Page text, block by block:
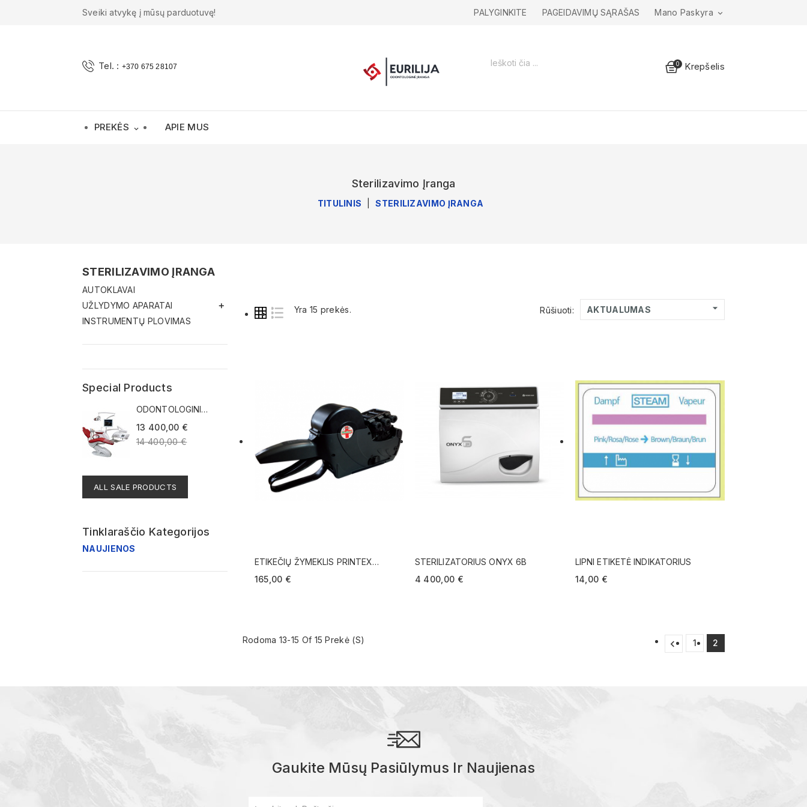
Sveiki atvykę į mūsų parduotuvę! Mano Paskyra 
PAGEIDAVIMŲ SĄRAŠAS
PALYGINKITE
0 Krepšelis
Tel. : +370 675 28107

PREKĖS APIE MUS
Sterilizavimo Įranga
TITULINIS STERILIZAVIMO ĮRANGA
STERILIZAVIMO ĮRANGA
AUTOKLAVAI
UŽLYDYMO APARATAI

INSTRUMENTŲ PLOVIMAS
Special Products
ODONTOLOGINIS
13 400,00 €
14 400,00 €
ALL SALE PRODUCTS
Tinklaraščio Kategorijos
NAUJIENOS
Yra 15 prekės. Rūšiuoti: AKTUALUMAS 
ETIKEČIŲ ŽYMEKLIS PRINTEX
MEDICAL
165,00 €
STERILIZATORIUS ONYX 6B
4 400,00 €
LIPNI ETIKETĖ INDIKATORIUS
14,00 €
Rodoma 13-15 Of 15 Prekė (s)  1 2
Gaukite Mūsų Pasiūlymus Ir Naujienas